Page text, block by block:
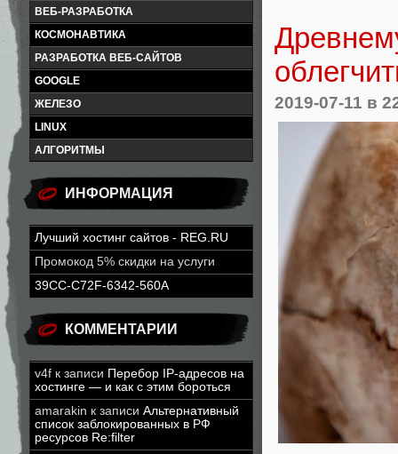
ВЕБ-РАЗРАБОТКА
КОСМОНАВТИКА
РАЗРАБОТКА ВЕБ-САЙТОВ
GOOGLE
ЖЕЛЕЗО
LINUX
АЛГОРИТМЫ
ИНФОРМАЦИЯ
Лучший хостинг сайтов - REG.RU
Промокод 5% скидки на услуги
39CC-C72F-6342-560A
КОММЕНТАРИИ
v4f к записи Перебор IP-адресов на
хостинге — и как с этим бороться
amarakin к записи Альтернативный
список заблокированных в РФ
ресурсов Re:filter
2019-07-11 в